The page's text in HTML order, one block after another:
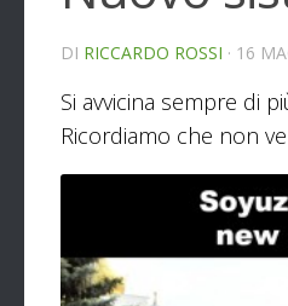
DI RICCARDO ROSSI · 16
Si avvicina sempre di
Ricordiamo che non